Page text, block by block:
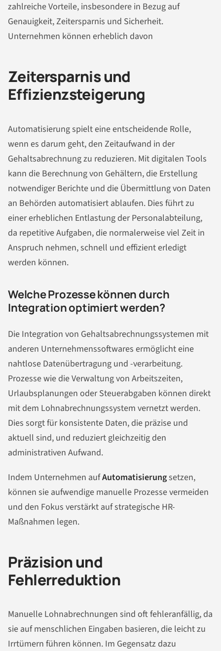
zahlreiche Vorteile, insbesondere in Bezug auf
Genauigkeit, Zeitersparnis und Sicherheit.
Unternehmen können erheblich davon
Zeitersparnis und
Effizienzsteigerung
Automatisierung spielt eine entscheidende Rolle,
wenn es darum geht, den Zeitaufwand in der
Gehaltsabrechnung zu reduzieren. Mit digitalen Tools
kann die Berechnung von Gehältern, die Erstellung
notwendiger Berichte und die Übermittlung von Daten
an Behörden automatisiert ablaufen. Dies führt zu
einer erheblichen Entlastung der Personalabteilung,
da repetitive Aufgaben, die normalerweise viel Zeit in
Anspruch nehmen, schnell und effizient erledigt
werden können.
Welche Prozesse können durch
Integration optimiert werden?
Die Integration von Gehaltsabrechnungssystemen mit
anderen Unternehmenssoftwares ermöglicht eine
nahtlose Datenübertragung und -verarbeitung.
Prozesse wie die Verwaltung von Arbeitszeiten,
Urlaubsplanungen oder Steuerabgaben können direkt
mit dem Lohnabrechnungssystem vernetzt werden.
Dies sorgt für konsistente Daten, die präzise und
aktuell sind, und reduziert gleichzeitig den
administrativen Aufwand.
Indem Unternehmen aufAutomatisierungsetzen,
können sie aufwendige manuelle Prozesse vermeiden
und den Fokus verstärkt auf strategische HR-
Maßnahmen legen.
Präzision und
Fehlerreduktion
Manuelle Lohnabrechnungen sind oft fehleranfällig, da
sie auf menschlichen Eingaben basieren, die leicht zu
Irrtümern führen können. Im Gegensatz dazu